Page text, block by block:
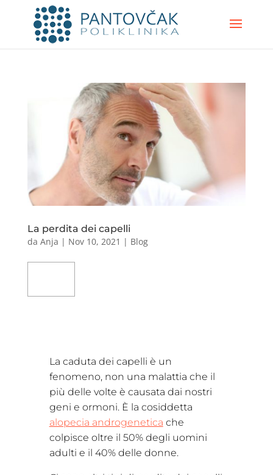
La perdita dei capelli
da Anja | Nov 10, 2021 | Blog
La caduta dei capelli è un
fenomeno, non una malattia che il
più delle volte è causata dai nostri
geni e ormoni. È la cosiddetta
alopecia androgenetica che
colpisce oltre il 50% degli uomini
adulti e il 40% delle donne.